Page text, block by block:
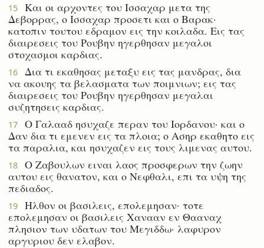
15
Και οι αρχοντες του Ισσαχαρ μετα της
Δεβορρας, ο Ισσαχαρ προσετι και ο Βαρακ·
κατοπιν τουτου εδραμον εις την κοιλαδα. Εις τας
διαιρεσεις του Ρουβην ηγερθησαν μεγαλοι
στοχασμοι καρδιας.
16
Δια τι εκαθησας μεταξυ εις τας μανδρας, δια
να ακουης τα βελασματα των ποιμνιων; εις τας
διαιρεσεις του Ρουβην ηγερθησαν μεγαλαι
συζητησεις καρδιας.
17
Ο Γαλααδ ησυχαζε περαν του Ιορδανου· και ο
Δαν δια τι εμενεν εις τα πλοια; ο Ασηρ εκαθητο εις
τα παραλια, και ησυχαζεν εις τους λιμενας αυτου.
18
Ο Ζαβουλων ειναι λαος προσφερων την ζωην
αυτου εις θανατον, και ο Νεφθαλι, επι τα υψη της
πεδιαδος.
19
Ηλθον οι βασιλεις, επολεμησαν· τοτε
επολεμησαν οι βασιλεις Χανααν εν Θααναχ
πλησιον των υδατων του Μεγιδδω· λαφυρον
αργυριου δεν ελαβον.